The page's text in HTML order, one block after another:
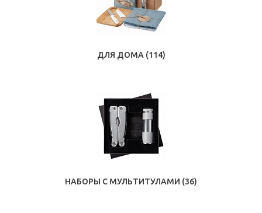
ДЛЯ ДОМА (114)
НАБОРЫ С МУЛЬТИТУЛАМИ (36)